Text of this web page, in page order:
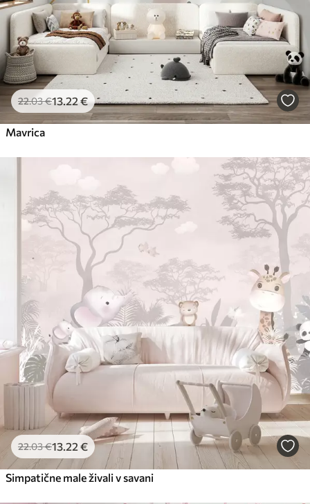
22.03€13.22 €
Mavrica
22.03€13 .22 €
Simpatične male živali v savani